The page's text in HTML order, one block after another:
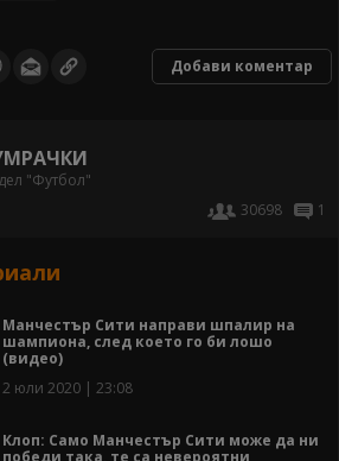
Добави коментар
"Футбол"
30698
1
Манчестър Сити направи шпалир на
шампиона, след което го би лошо
(видео)
2 юли 2020 | 23:08
Клоп: Само Манчестър Сити може да ни